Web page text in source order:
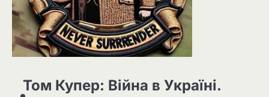
Том Купер: Війна в Україні.